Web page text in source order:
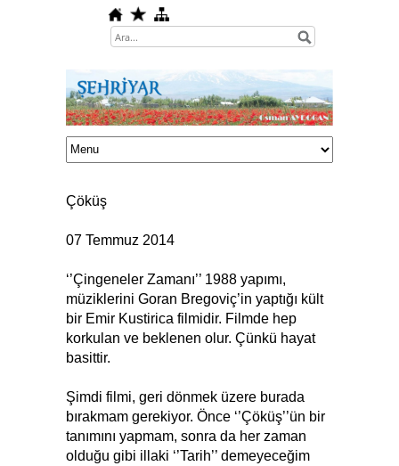
Çöküş
07 Temmuz 2014
‘’Çingeneler Zamanı’’ 1988 yapımı,
müziklerini Goran Bregoviç’in yaptığı kült
bir Emir Kustirica filmidir. Filmde hep
korkulan ve beklenen olur. Çünkü hayat
basittir.
Şimdi filmi, geri dönmek üzere burada
bırakmam gerekiyor. Önce ‘’Çöküş’’ün bir
tanımını yapmam, sonra da her zaman
olduğu gibi illaki ‘’Tarih’’ demeyeceğim